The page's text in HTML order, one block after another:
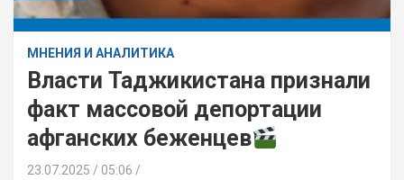
МНЕНИЯ И АНАЛИТИКА
Власти Таджикистана признали
факт массовой депортации
афганских беженцев
23.07.2025
05:06 /